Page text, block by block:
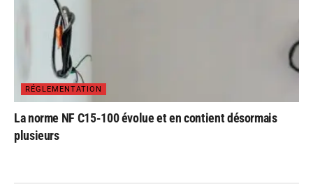
RÉGLEMENTATION
La norme NF C15-100 évolue et en contient désormais
plusieurs